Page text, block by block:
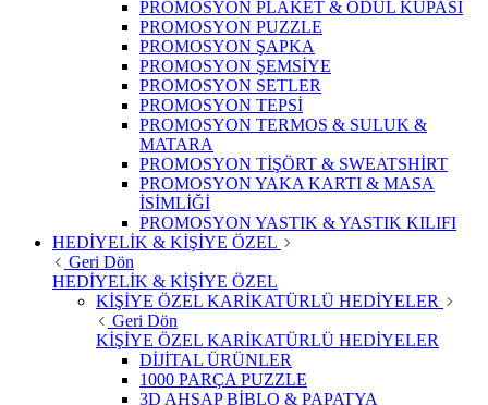
PROMOSYON PLAKET & ÖDÜL KUPASI
PROMOSYON PUZZLE
PROMOSYON ŞAPKA
PROMOSYON ŞEMSİYE
PROMOSYON SETLER
PROMOSYON TEPSİ
PROMOSYON TERMOS & SULUK &
MATARA
PROMOSYON TİŞÖRT & SWEATSHİRT
PROMOSYON YAKA KARTI & MASA
İSİMLİĞİ
PROMOSYON YASTIK & YASTIK KILIFI
HEDİYELİK & KİŞİYE ÖZEL
Geri Dön
HEDİYELİK & KİŞİYE ÖZEL
KİŞİYE ÖZEL KARİKATÜRLÜ HEDİYELER
Geri Dön
KİŞİYE ÖZEL KARİKATÜRLÜ HEDİYELER
DİJİTAL ÜRÜNLER
1000 PARÇA PUZZLE
3D AHŞAP BİBLO & PAPATYA